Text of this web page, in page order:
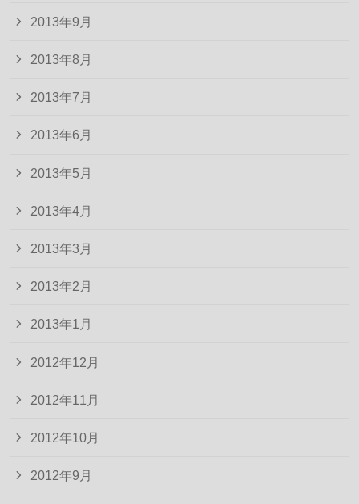
2013年9月
2013年8月
2013年7月
2013年6月
2013年5月
2013年4月
2013年3月
2013年2月
2013年1月
2012年12月
2012年11月
2012年10月
2012年9月